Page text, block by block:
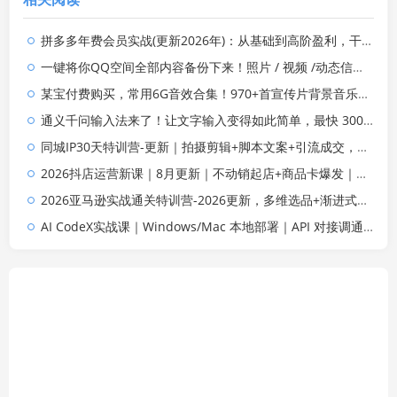
拼多多年费会员实战(更新2026年)：从基础到高阶盈利，干货拉满，帮你建立稳定盈利运营知识体系
一键将你QQ空间全部内容备份下来！照片 / 视频 /动态信息全存本地，Github最新开源项目 QzoneArchive
某宝付费购买，常用6G音效合集！970+首宣传片背景音乐，无版权可商用大气素材，分类清晰，高质量内容
通义千问输入法来了！让文字输入变得如此简单，最快 300 字/分，AI 自动润色，说话秒变工整文字
同城IP30天特训营-更新｜拍摄剪辑+脚本文案+引流成交，打爆本地流量提升门店业绩实操教学
2026抖店运营新课｜8月更新｜不动销起店+商品卡爆发｜达人玩法+店群批量复制｜轻松玩转抖音小店全域流量
2026亚马逊实战通关特训营-2026更新，多维选品+渐进式打法+AI应用，从0到1打造盈利店铺
AI CodeX实战课｜Windows/Mac 本地部署｜API 对接调通｜Skill 自制｜漫剧剪辑｜网站 VR 项目｜AI项目落地全教程